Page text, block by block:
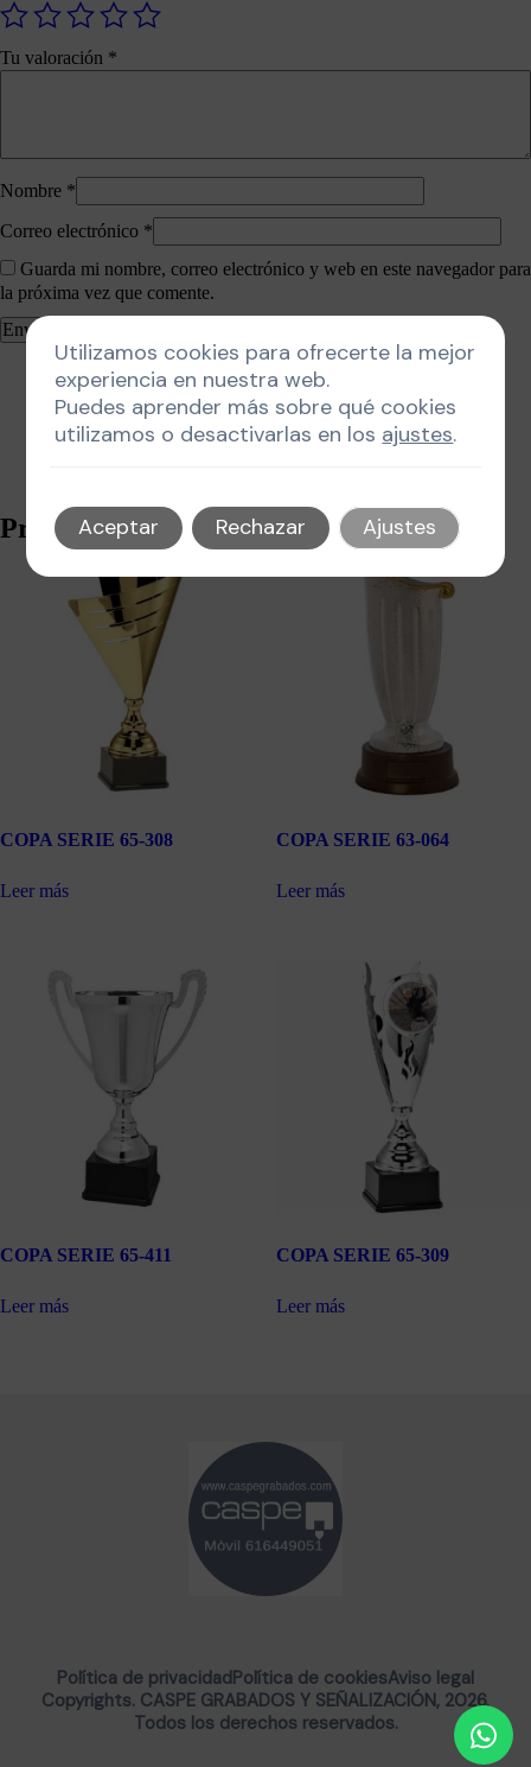
Tu valoración *
Nombre *
Correo electrónico *
Guarda mi nombre, correo electrónico y web en este navegador para
la próxima vez que comente.
Productos relacionados
COPA SERIE 65-308
Leer más
COPA SERIE 63-064
Leer más
COPA SERIE 65-411
Leer más
COPA SERIE 65-309
Leer más
Copyrights. CASPE GRABADOS Y SEÑALIZACIÓN, 2026.
Todos los derechos reservados.
Política de privacidadPolítica de cookiesAviso legal
Utilizamos cookies para ofrecerte la mejor
experiencia en nuestra web.
Puedes aprender más sobre qué cookies
utilizamos o desactivarlas en los ajustes.
Aceptar Rechazar Ajustes